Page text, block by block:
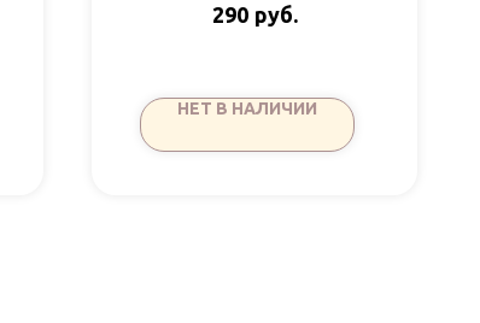
290 руб.
НЕТ В НАЛИЧИИ